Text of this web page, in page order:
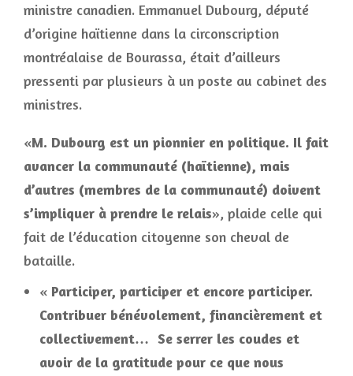
ministre canadien. Emmanuel Dubourg, député
d’origine haïtienne dans la circonscription
montréalaise de Bourassa, était d’ailleurs
pressenti par plusieurs à un poste au cabinet des
ministres.
«M. Dubourg est un pionnier en politique. Il fait
avancer la communauté (haïtienne), mais
d’autres (membres de la communauté) doivent
s’impliquer à prendre le relais», plaide celle qui
fait de l’éducation citoyenne son cheval de
bataille.
« Participer, participer et encore participer.
Contribuer bénévolement, financièrement et
collectivement… Se serrer les coudes et
avoir de la gratitude pour ce que nous